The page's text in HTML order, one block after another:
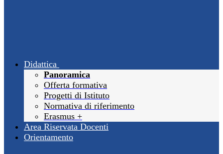
Didattica
Panoramica
Offerta formativa
Progetti di Istituto
Normativa di riferimento
Erasmus +
Area Riservata Docenti
Orientamento